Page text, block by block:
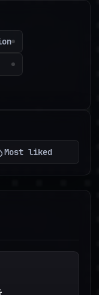
Most liked